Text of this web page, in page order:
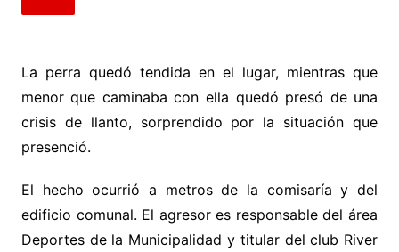
La perra quedó tendida en el lugar, mientras que
menor que caminaba con ella quedó presó de una
crisis de llanto, sorprendido por la situación que
presenció.
El hecho ocurrió a metros de la comisaría y del
edificio comunal. El agresor es responsable del área
Deportes de la Municipalidad y titular del club River